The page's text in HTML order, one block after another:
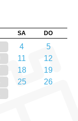
SA DO
4
5
11
12
18
19
25
26